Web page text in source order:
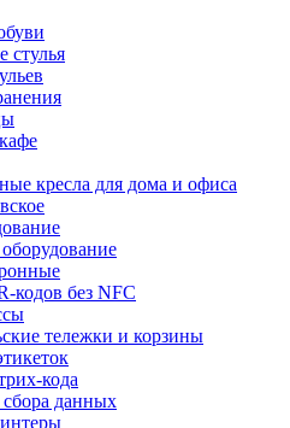
стулья
кресла для дома и офиса
кодов без NFC
тележки и корзины
кода
данных